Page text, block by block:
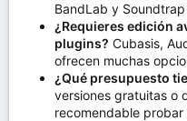
BandLab y
¿Requieres edición
plugins? Cubasis,
ofrecen muchas
¿Qué presupuesto
versiones gratuitas o
recomendable